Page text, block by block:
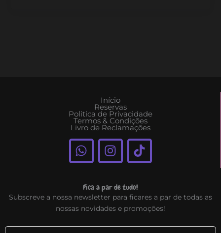
Início
Reservas
Politica de Privacidade
Termos & Condições
Livro de Reclamações
W
h
t
s
a
p
I
n
a
g
a
T
i
o
k
Fica a par de tudo!
Subscreve a nossa newsletter para ficares a par de todas as
nossas novidades e promoções!